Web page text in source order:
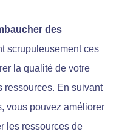
des
scrupuleusement ces
la qualité de votre
ressources. En suivant
vous pouvez améliorer
les ressources de